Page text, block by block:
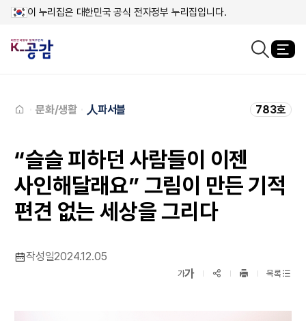
이 누리집은 대한민국 공식 전자정부 누리집입니다.
문화/생활 人파서블 783호
“슬슬 피하던 사람들이 이젠
사인해달래요” 그림이 만든 기적
편견 없는 세상을 그리다
작성일2024.12.05
가축소보기
가확대보기SNS공유
프린트
목록